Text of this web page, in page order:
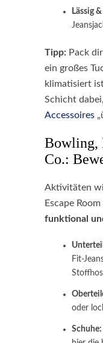
Lässig
Tipp: Pack
ein großes
klimatisiert
Schicht
Accessoires
Bowling,
Co.:
Aktivitäten
Escape
funktional
Fit-
oder
Schuhe: